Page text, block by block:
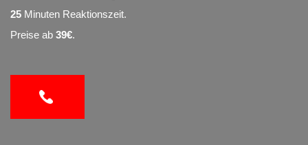
25 Minuten Reaktionszeit.
Preise ab 39€.